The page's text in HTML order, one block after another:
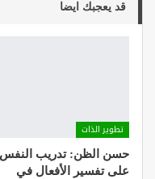
قد يعجبك ايضا
تطوير الذات
حسن الظن: تدريب النفس
على تفسير الأفعال في